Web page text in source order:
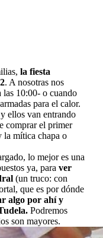
la fiesta
. A nosotras nos
10:00- o cuando
para el calor.
ellos van entrando
comprar el primer
la mítica chapa o
lo mejor es una
ya, para ver
(un truco: con
que es por dónde
algo por ahí y
Podremos
son mayores.